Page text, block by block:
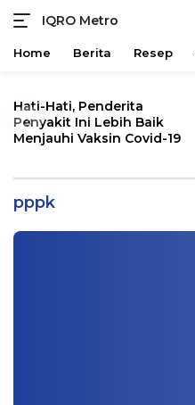
content
IQRO Metro
Lets
Bright
Home Berita Resep
«
Hati-Hati, Penderita
Penyakit Ini Lebih Baik
Menjauhi Vaksin Covid-19
pppk
Guru Ditiadakan
Nasional